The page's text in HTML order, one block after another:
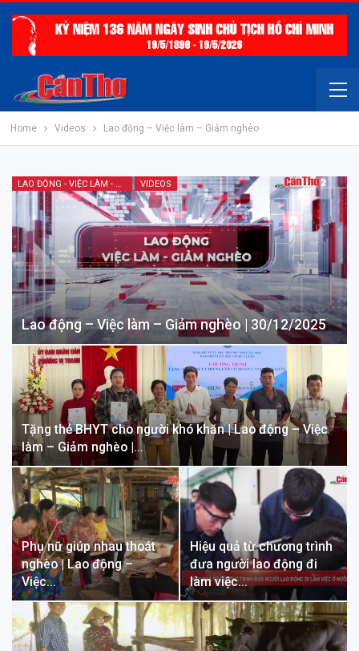
Home Videos Lao động – Việc làm – Giảm nghèo
LAO ĐỘNG - VIỆC LÀM - GIẢM NGHÈO VIDEOS
Lao động – Việc làm – Giảm nghèo | 30/12/2025
Tặng thẻ BHYT cho người khó khăn | Lao động – Việc
làm – Giảm nghèo |…
Phụ nữ giúp nhau thoát
nghèo | Lao động –
Việc…
Hiệu quả từ chương trình
đưa người lao động đi
làm việc…